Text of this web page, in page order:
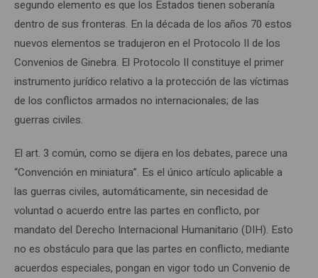
segundo elemento es que los Estados tienen soberanía
dentro de sus fronteras. En la década de los años 70 estos
nuevos elementos se tradujeron en el Protocolo II de los
Convenios de Ginebra. El Protocolo II constituye el primer
instrumento jurídico relativo a la protección de las víctimas
de los conflictos armados no internacionales; de las
guerras civiles.
El art. 3 común, como se dijera en los debates, parece una
“Convención en miniatura”. Es el único artículo aplicable a
las guerras civiles, automáticamente, sin necesidad de
voluntad o acuerdo entre las partes en conflicto, por
mandato del Derecho Internacional Humanitario (DIH). Esto
no es obstáculo para que las partes en conflicto, mediante
acuerdos especiales, pongan en vigor todo un Convenio de